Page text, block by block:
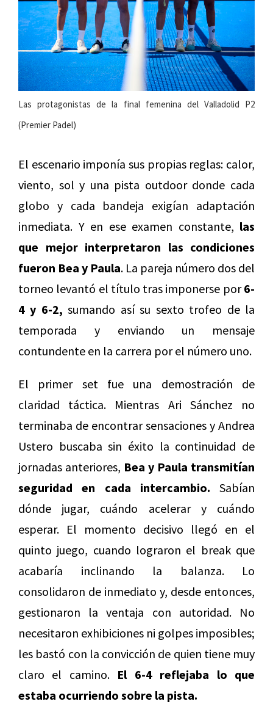
Las protagonistas de la final femenina del Valladolid P2
(Premier Padel)
El escenario imponía sus propias reglas: calor,
viento, sol y una pista outdoor donde cada
globo y cada bandeja exigían adaptación
inmediata. Y en ese examen constante, las
que mejor interpretaron las condiciones
fueron Bea y Paula. La pareja número dos del
torneo levantó el título tras imponerse por6-
4 y 6-2, sumando así su sexto trofeo de la
temporada y enviando un mensaje
contundente en la carrera por el número uno.
El primer set fue una demostración de
claridad táctica. Mientras Ari Sánchez no
terminaba de encontrar sensaciones y Andrea
Ustero buscaba sin éxito la continuidad de
jornadas anteriores, Bea y Paula transmitían
seguridad en cada intercambio. Sabían
dónde jugar, cuándo acelerar y cuándo
esperar. El momento decisivo llegó en el
quinto juego, cuando lograron el break que
acabaría inclinando la balanza. Lo
consolidaron de inmediato y, desde entonces,
gestionaron la ventaja con autoridad. No
necesitaron exhibiciones ni golpes imposibles;
les bastó con la convicción de quien tiene muy
claro el camino.El 6-4 reflejaba lo que
estaba ocurriendo sobre la pista.